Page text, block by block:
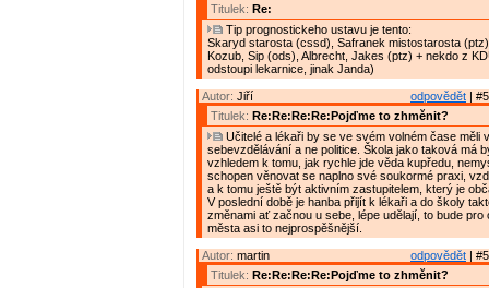
Titulek: Re:
Tip prognostickeho ustavu je tento:
Skaryd starosta (cssd), Safranek mistostarosta
Kozub, Sip (ods), Albrecht, Jakes (ptz) + nekdo z
odstoupi lekarnice, jinak Janda)
odpovědět |
Autor: Jiří
Titulek: Re:Re:Re:Re:Pojďme to zhměnit?
Učitelé a lékaři by se ve svém volném čase měli
sebevzdělávání a ne politice. Škola jako taková má
vzhledem k tomu, jak rychle jde věda kupředu,
schopen věnovat se naplno své soukormé praxi,
a k tomu ještě být aktivním zastupitelem, který je
V poslední době je hanba přijít k lékaři a do školy
změnami ať začnou u sebe, lépe udělají, to bude pro
města asi to nejprospěšnější.
odpovědět |
Autor: martin
Titulek: Re:Re:Re:Re:Pojďme to zhměnit?